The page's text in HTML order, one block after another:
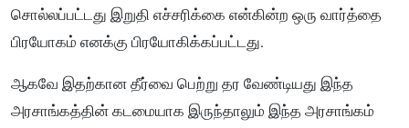
சொல்லப்பட்டது இறுதி எச்சரிக்கை என்கின்ற ஒரு வார்த்தை
பிரயோகம் எனக்கு பிரயோகிக்கப்பட்டது.
ஆகவே இதற்கான தீர்வை பெற்று தர வேண்டியது இந்த
அரசாங்கத்தின் கடமையாக இருந்தாலும் இந்த அரசாங்கம்